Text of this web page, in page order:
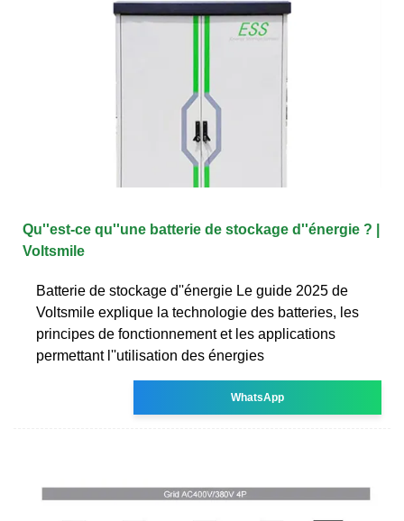
Qu''est-ce qu''une batterie de stockage d''énergie ? |
Voltsmile
Batterie de stockage d''énergie Le guide 2025 de
Voltsmile explique la technologie des batteries, les
principes de fonctionnement et les applications
permettant l''utilisation des énergies
WhatsApp